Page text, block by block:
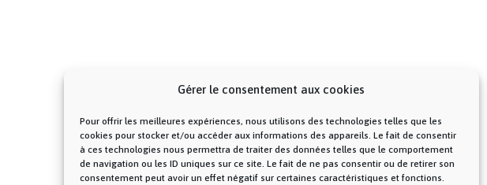
Gérer le consentement aux cookies
Pour offrir les meilleures expériences, nous utilisons des technologies telles que les
cookies pour stocker et/ou accéder aux informations des appareils. Le fait de consentir
à ces technologies nous permettra de traiter des données telles que le comportement
de navigation ou les ID uniques sur ce site. Le fait de ne pas consentir ou de retirer son
consentement peut avoir un effet négatif sur certaines caractéristiques et fonctions.